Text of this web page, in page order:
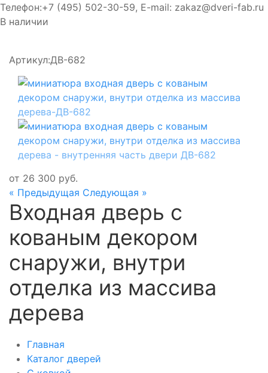
Телефон:+7 (495) 502-30-59, E-mail: zakaz@dveri-fab.ru
В наличии
Артикул:ДВ-682
от 26 300 руб.
« Предыдущая Следующая »
Входная дверь с
кованым декором
снаружи, внутри
отделка из массива
дерева
Главная
Каталог дверей